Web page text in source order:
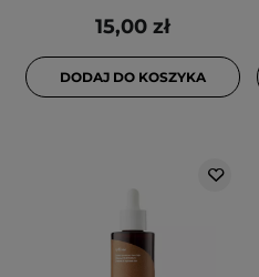
15,00 zł
DODAJ DO KOSZYKA